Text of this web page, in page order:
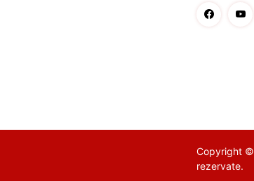
Copyright ©
rezervate.